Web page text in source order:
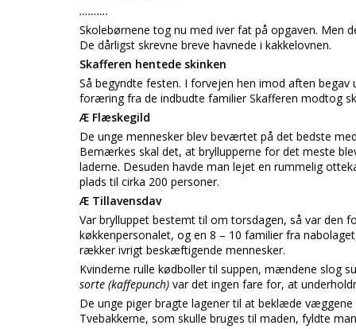
……….
Skolebørnene tog nu med iver fat på opgaven. Men
De dårligst skrevne breve havnede i kakkelovnen.
Skafferen hentede skinken
Så begyndte festen. I forvejen hen imod aften begav
foræring fra de indbudte familier Skafferen modtog
Æ Flæskegild
De unge mennesker blev beværtet på det bedste
Bemærkes skal det, at bryllupperne for det meste
laderne. Desuden havde man lejet en rummelig
plads til cirka 200 personer.
Æ Tillavensdav
Var brylluppet bestemt til om torsdagen, så var den
køkkenpersonalet, og en 8 – 10 familier fra
rækker ivrigt beskæftigende mennesker.
Kvinderne rulle kødboller til suppen, mændene slog
sorte (kaffepunch) var det ingen fare for, at
De unge piger bragte lagener til at beklæde
Tvebakkerne, som skulle bruges til maden, fyldte